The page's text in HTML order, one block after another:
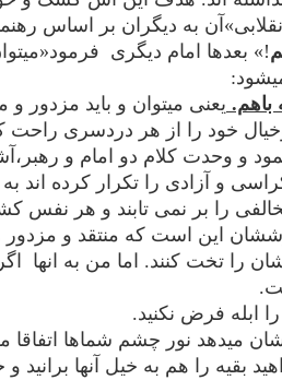
به دیگران بر اساس
!» بعدها امام دیگری
باهم. یعنی میتوان و باید مزدور
خود را از هر دردسری راحت
و وحدت کلام دو امام و
و آزادی را تکرار کرده اند
را بر نمی تابند و هر نفس
این است که منتقد و مزدور
را تخت کنند. اما من به انها
میدهد نور چشم شماها
بقیه را هم به خیل آنها برانید